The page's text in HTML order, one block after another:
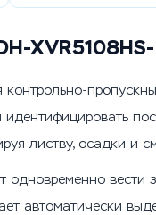
контрольно-
листву, осадки и
вести
автоматически